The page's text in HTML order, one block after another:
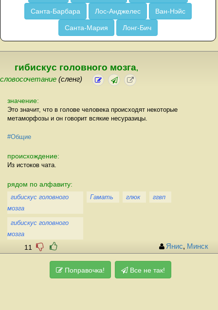
Санта-Барбара Лос-Анджелес Ван-Нэйс
Санта-Мария Лонг-Бич
гибискус головного мозга,
словосочетание (сленг)
значение:
Это значит, что в голове человека происходят некоторые
метаморфозы и он говорит всякие несуразицы.
#Общие
происхождение:
Из истоков чата.
рядом по алфавиту:
гибискус головного
мозга
Гамать глюк ггвп
гибискус головного
мозга
11 Янис, Минск
Поправочка! Все не так!